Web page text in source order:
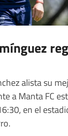
alista su
a Manta FC
en el